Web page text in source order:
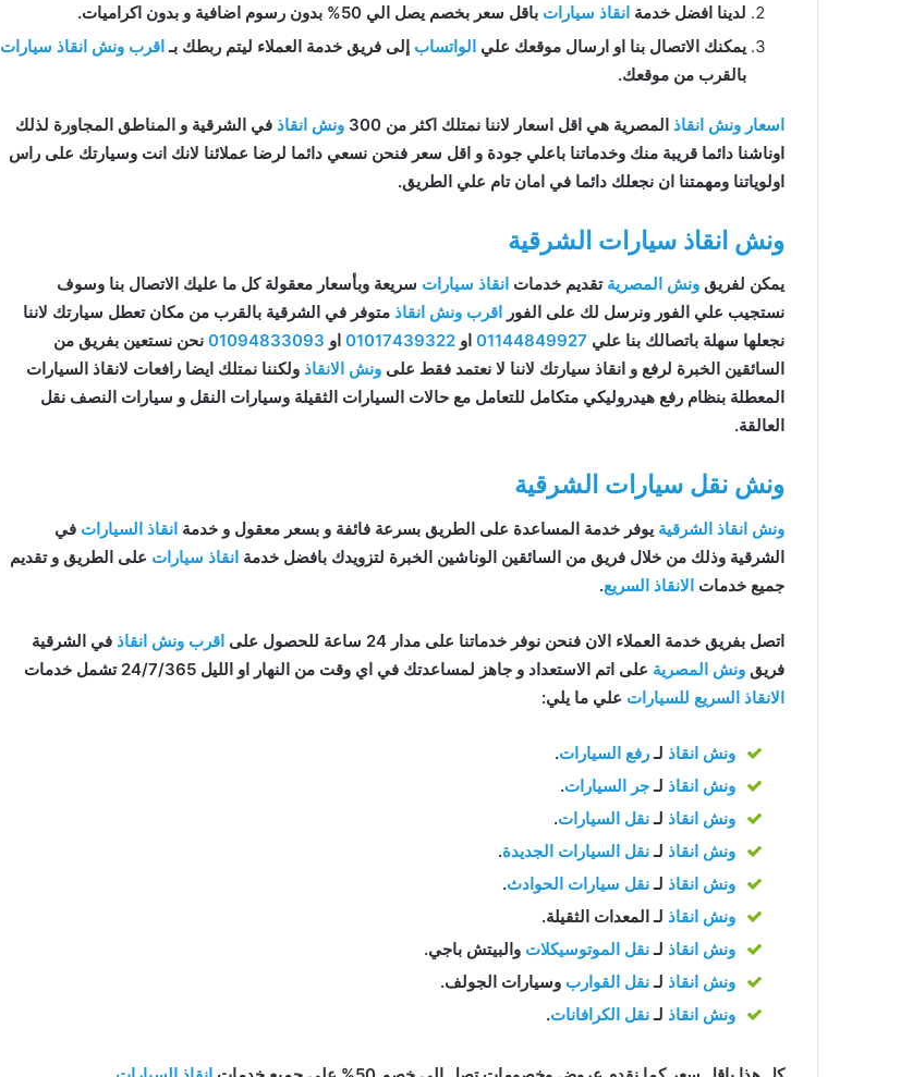
لدينا افضل خدمة انقاذ سيارات باقل سعر بخصم يصل الي 50% بدون رسوم اضافية و بدون اكراميات.
يمكنك الاتصال بنا او ارسال موقعك علي الواتساب إلى فريق خدمة العملاء ليتم ربطك بـاقرب ونش انقاذ سيارات
بالقرب من موقعك.
اسعار ونش انقاذ المصرية هي اقل اسعار لاننا نمتلك اكثر من 300 ونش انقاذ في الشرقية و المناطق المجاورة لذلك
اوناشنا دائما قريبة منك وخدماتنا باعلي جودة و اقل سعر فنحن نسعي دائما لرضا عملائنا لانك انت وسيارتك على راس
اولوياتنا ومهمتنا ان نجعلك دائما في امان تام علي الطريق.
ونش انقاذ سيارات الشرقية
يمكن لفريق ونش المصرية تقديم خدمات انقاذ سيارات سريعة وبأسعار معقولة كل ما عليك الاتصال بنا وسوف
نستجيب علي الفور ونرسل لك على الفور اقرب ونش انقاذ متوفر في الشرقية بالقرب من مكان تعطل سيارتك لاننا
نجعلها سهلة باتصالك بنا علي 01144849927 او 01017439322 او 01094833093 نحن نستعين بفريق من
السائقين الخبرة لرفع و انقاذ سيارتك لاننا لا نعتمد فقط على ونش الانقاذ ولكننا نمتلك ايضا رافعات لانقاذ السيارات
المعطلة بنظام رفع هيدروليكي متكامل للتعامل مع حالات السيارات الثقيلة وسيارات النقل و سيارات النصف نقل
العالقة.
ونش نقل سيارات الشرقية
ونش انقاذ الشرقية يوفر خدمة المساعدة على الطريق بسرعة فائفة و بسعر معقول و خدمة انقاذ السيارات في
الشرقية وذلك من خلال فريق من السائقين الوناشين الخبرة لتزويدك بافضل خدمة انقاذ سيارات على الطريق و تقديم
جميع خدمات الانقاذ السريع.
اتصل بفريق خدمة العملاء الان فنحن نوفر خدماتنا على مدار 24 ساعة للحصول على اقرب ونش انقاذ في الشرقية
فريق ونش المصرية على اتم الاستعداد و جاهز لمساعدتك في اي وقت من النهار او الليل 24/7/365 تشمل خدمات
الانقاذ السريع للسيارات علي ما يلي:
ونش انقاذ لـرفع السيارات.
ونش انقاذ لـجر السيارات.
ونش انقاذ لـنقل السيارات.
ونش انقاذ لـنقل السيارات الجديدة.
ونش انقاذ لـنقل سيارات الحوادث.
ونش انقاذ لـ المعدات الثقيلة.
ونش انقاذ لـنقل الموتوسيكلات والبيتش باجي.
ونش انقاذ لـنقل القوارب وسيارات الجولف.
ونش انقاذ لـنقل الكرافانات.